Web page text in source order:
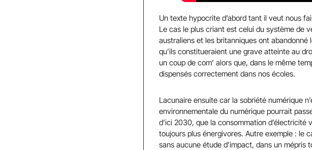
Un texte hypocrite d’abord tant il veut nous
Le cas le plus criant est celui du système de
australiens et les britanniques ont
qu’ils constitueraient une grave atteinte au
un coup de com’ alors que, dans le même
dispensés correctement dans nos écoles.
Lacunaire ensuite car la sobriété numérique
environnementale du numérique pourrait
d’ici 2030, que la consommation
toujours plus énergivores. Autre exemple : le
sans aucune étude d’impact, dans un